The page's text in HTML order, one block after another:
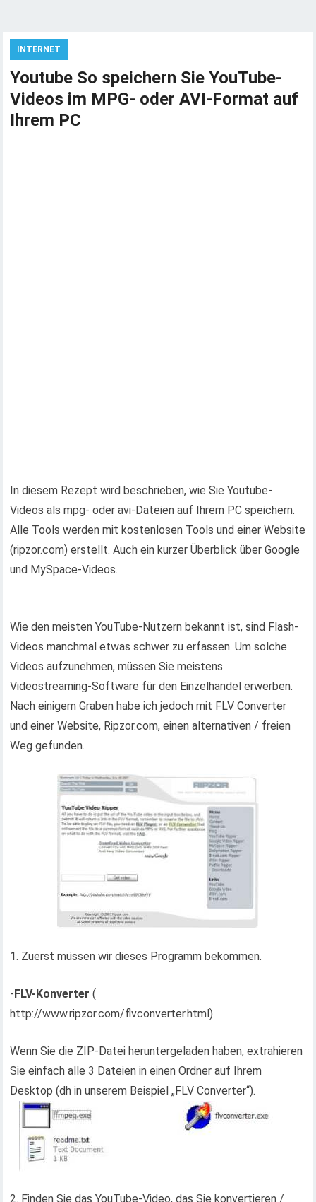
INTERNET
Youtube So speichern Sie YouTube-
Videos im MPG- oder AVI-Format auf
Ihrem PC
In diesem Rezept wird beschrieben, wie Sie Youtube-
Videos als mpg- oder avi-Dateien auf Ihrem PC speichern.
Alle Tools werden mit kostenlosen Tools und einer Website
(ripzor.com) erstellt. Auch ein kurzer Überblick über Google
und MySpace-Videos.
Wie den meisten YouTube-Nutzern bekannt ist, sind Flash-
Videos manchmal etwas schwer zu erfassen. Um solche
Videos aufzunehmen, müssen Sie meistens
Videostreaming-Software für den Einzelhandel erwerben.
Nach einigem Graben habe ich jedoch mit FLV Converter
und einer Website, Ripzor.com, einen alternativen / freien
Weg gefunden.
1. Zuerst müssen wir dieses Programm bekommen.
-FLV-Konverter (
http://www.ripzor.com/flvconverter.html)
Wenn Sie die ZIP-Datei heruntergeladen haben, extrahieren
Sie einfach alle 3 Dateien in einen Ordner auf Ihrem
Desktop (dh in unserem Beispiel „FLV Converter“).
2. Finden Sie das YouTube-Video, das Sie konvertieren /